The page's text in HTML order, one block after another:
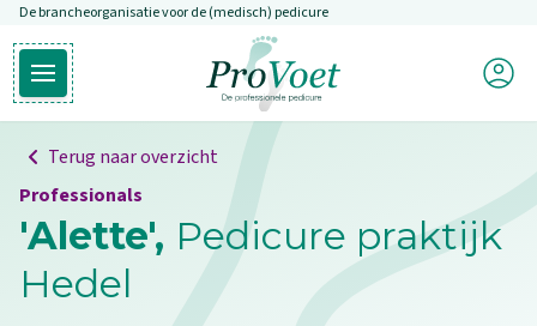
Overslaan en naar de inhoud gaan
De brancheorganisatie voor de (medisch) pedicure
Open hoofdmenu
Ga naar de homepagina
Mijn
Terug naar overzicht
Professionals
'Alette', Pedicure praktijk
Hedel